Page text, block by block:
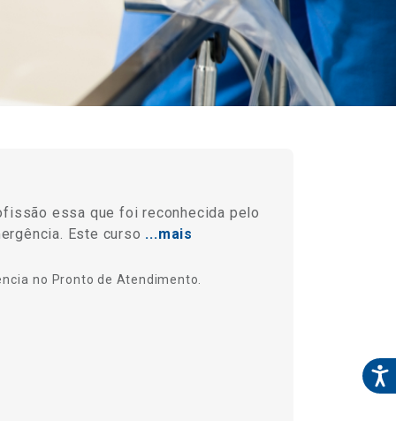
essa que foi reconhecida pelo
Este curso ...mais
no Pronto de Atendimento.